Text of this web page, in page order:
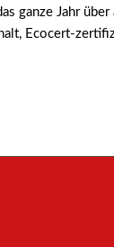
ganze Jahr
Ecocert-